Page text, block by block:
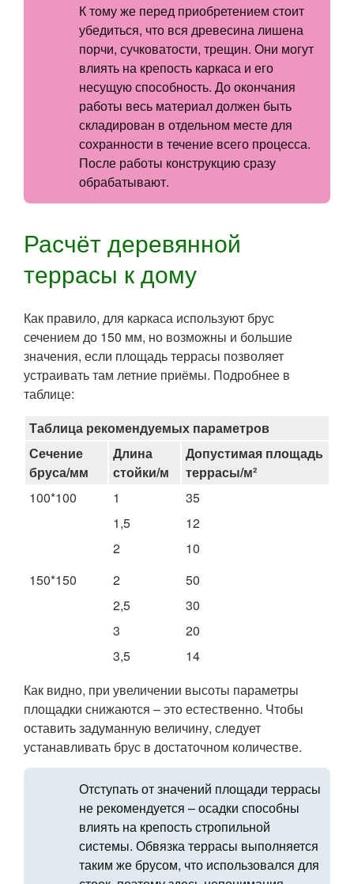
К тому же перед приобретением стоит
убедиться, что вся древесина лишена
порчи, сучковатости, трещин. Они могут
влиять на крепость каркаса и его
несущую способность. До окончания
работы весь материал должен быть
складирован в отдельном месте для
сохранности в течение всего процесса.
После работы конструкцию сразу
обрабатывают.
Расчёт деревянной
террасы к дому
Как правило, для каркаса используют брус
сечением до 150 мм, но возможны и большие
значения, если площадь террасы позволяет
устраивать там летние приёмы. Подробнее в
таблице:
Таблица рекомендуемых параметров
Сечение
бруса/мм
Длина
стойки/м
Допустимая площадь
террасы/м²
100*100
1
35
1,5
12
2
10
150*150
2
50
2,5
30
3
20
3,5
14
Как видно, при увеличении высоты параметры
площадки снижаются – это естественно. Чтобы
оставить задуманную величину, следует
устанавливать брус в достаточном количестве.
Отступать от значений площади террасы
не рекомендуется – осадки способны
влиять на крепость стропильной
системы. Обвязка террасы выполняется
таким же брусом, что использовался для